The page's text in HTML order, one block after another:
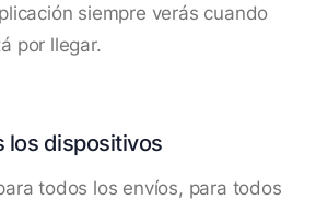
siempre verás cuando
por llegar.
los dispositivos
todos los envíos, para todos